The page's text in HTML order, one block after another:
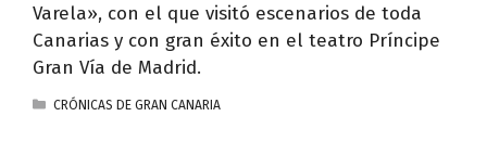
Varela», con el que visitó escenarios de toda
Canarias y con gran éxito en el teatro Príncipe
Gran Vía de Madrid.
CATEGORÍAS
CRÓNICAS DE GRAN CANARIA